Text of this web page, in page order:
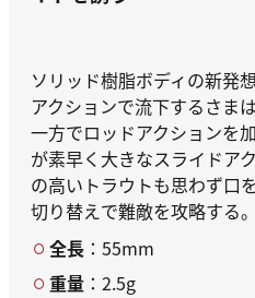
ソリッド樹脂ボディの新発
アクションで流下するさま
一方でロッドアクションを
が素早く大きなスライドア
の高いトラウトも思わず口
切り替えで難敵を攻略する。
全長 ：55mm
重量 ：2.5g